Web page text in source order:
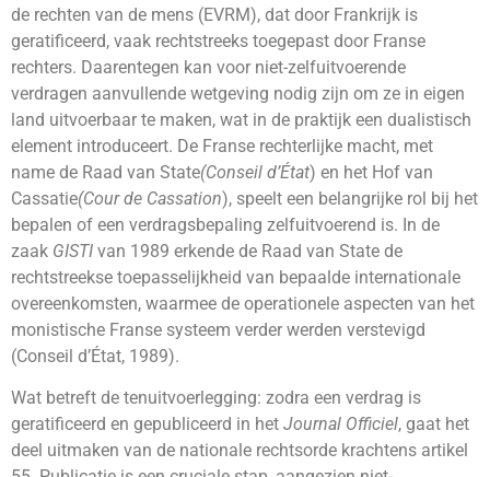
de rechten van de mens (EVRM), dat door Frankrijk is
geratificeerd, vaak rechtstreeks toegepast door Franse
rechters. Daarentegen kan voor niet-zelfuitvoerende
verdragen aanvullende wetgeving nodig zijn om ze in eigen
land uitvoerbaar te maken, wat in de praktijk een dualistisch
element introduceert. De Franse rechterlijke macht, met
name de Raad van State(Conseil d’État) en het Hof van
Cassatie(Cour de Cassation), speelt een belangrijke rol bij het
bepalen of een verdragsbepaling zelfuitvoerend is. In de
zaak GISTI van 1989 erkende de Raad van State de
rechtstreekse toepasselijkheid van bepaalde internationale
overeenkomsten, waarmee de operationele aspecten van het
monistische Franse systeem verder werden verstevigd
(Conseil d’État, 1989).
Wat betreft de tenuitvoerlegging: zodra een verdrag is
geratificeerd en gepubliceerd in het Journal Officiel, gaat het
deel uitmaken van de nationale rechtsorde krachtens artikel